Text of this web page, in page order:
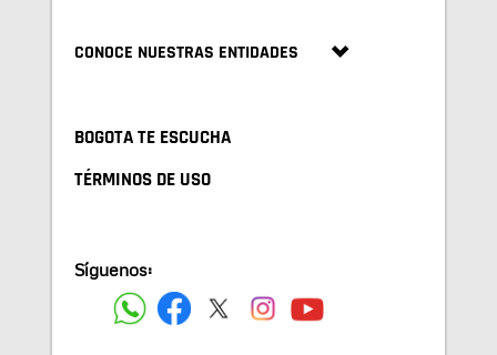
CONOCE NUESTRAS ENTIDADES
BOGOTA TE ESCUCHA
TÉRMINOS DE USO
Síguenos: